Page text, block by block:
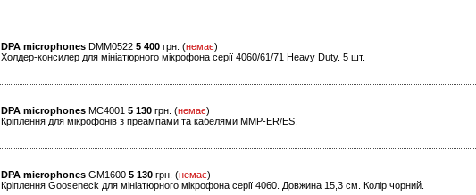
DPA microphones DMM0522 5 400 грн. (немає)
Холдер-консилер для мініатюрного мікрофона серії 4060/61/71 Heavy Duty. 5 шт.
DPA microphones MC4001 5 130 грн. (немає)
Кріплення для мікрофонів з преампами та кабелями MMP-ER/ES.
DPA microphones GM1600 5 130 грн. (немає)
Кріплення Gooseneck для мініатюрного мікрофона серії 4060. Довжина 15,3 см. Колір чорний.